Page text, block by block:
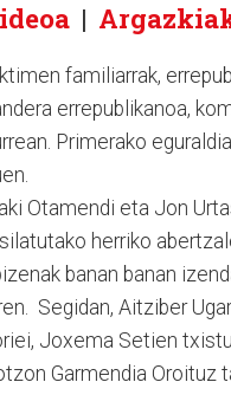
|
familiarrak,
errepublikanoa,
Primerako
Otamendi eta Jon
herriko
banan banan
Segidan, Aitziber
Joxema Setien
Garmendia Oroituz